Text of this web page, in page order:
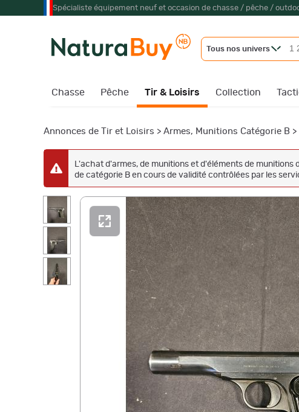
Spécialiste équipement neuf et occasion de chasse / pêche /
Tous nos univers
Chasse Pêche Tir & Loisirs Collection
Annonces de Tir et Loisirs > Armes, Munitions Catégorie B >
L'achat d'armes, de munitions et d'éléments de
de catégorie B en cours de validité contrôlées par les